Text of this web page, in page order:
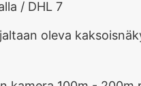
oleva